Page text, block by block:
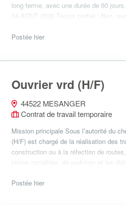
long terme, avec une durée de 60
24 AOUT 2026 Temps partiel : Non,
Postée hier
Ouvrier vrd (H/F)
44522 MESANGER
Contrat de travail temporaire
Mission principale Sous l’autorité du
(H/F) est chargé de la réalisation des
construction ou à la réfection de
pistes cyclables, de parkings et les
Postée hier